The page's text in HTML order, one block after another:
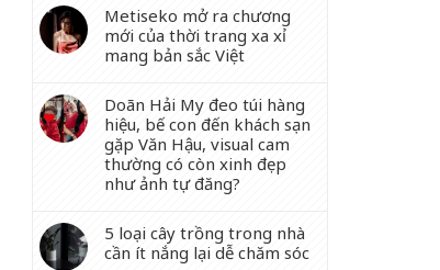
Metiseko mở ra chương
mới của thời trang xa xỉ
mang bản sắc Việt
Doãn Hải My đeo túi hàng
hiệu, bế con đến khách sạn
gặp Văn Hậu, visual cam
thường có còn xinh đẹp
như ảnh tự đăng?
5 loại cây trồng trong nhà
cần ít nắng lại dễ chăm sóc